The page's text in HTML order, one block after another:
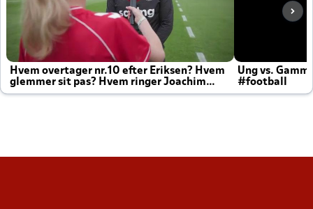
Hvem overtager nr.10 efter Eriksen? Hvem
glemmer sit pas? Hvem ringer Joachim
altid til efter kampe?
Ung vs.
#football